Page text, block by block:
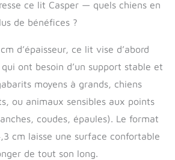
de sommeil
parfait Les
mousse de
soutien sur le
espace sûr pour
que les chiens
puissent poser
leur tête Matériau
mélangé en
microfibre conçu
ce lit Casper — quels chiens en
de bénéfices ?
d’épaisseur, ce lit vise d’abord
ont besoin d’un support stable et
moyens à grands, chiens
ou animaux sensibles aux points
coudes, épaules). Le format
cm laisse une surface confortable
de tout son long.